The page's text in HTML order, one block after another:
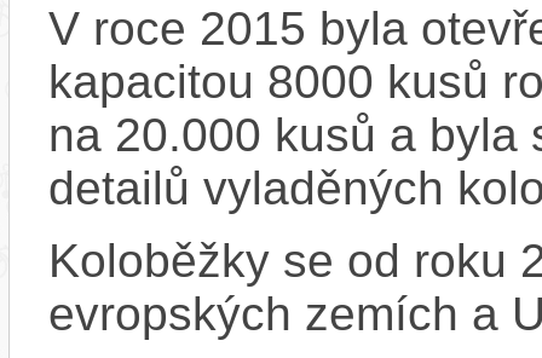
V roce 2015 byla
kapacitou 8000 kusů
na 20.000 kusů a byla
detailů vyladěných
Koloběžky se od roku
evropských zemích a